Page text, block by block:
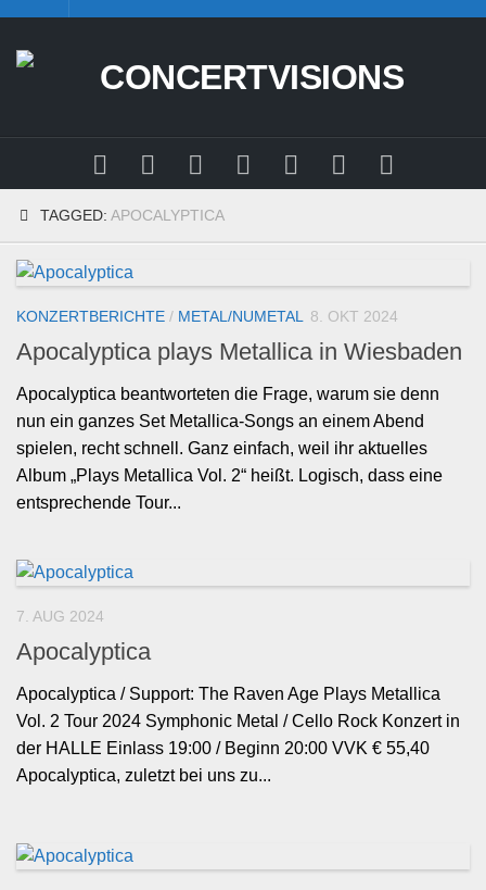
content
TAGGED: APOCALYPTICA
KONZERTBERICHTE / METAL/NUMETAL 8. OKT 2024
Apocalyptica plays Metallica in Wiesbaden
Apocalyptica beantworteten die Frage, warum sie denn
nun ein ganzes Set Metallica-Songs an einem Abend
spielen, recht schnell. Ganz einfach, weil ihr aktuelles
Album „Plays Metallica Vol. 2“ heißt. Logisch, dass eine
entsprechende Tour...
7. AUG 2024
Apocalyptica
Apocalyptica / Support: The Raven Age Plays Metallica
Vol. 2 Tour 2024 Symphonic Metal / Cello Rock Konzert in
der HALLE Einlass 19:00 / Beginn 20:00 VVK € 55,40
Apocalyptica, zuletzt bei uns zu...